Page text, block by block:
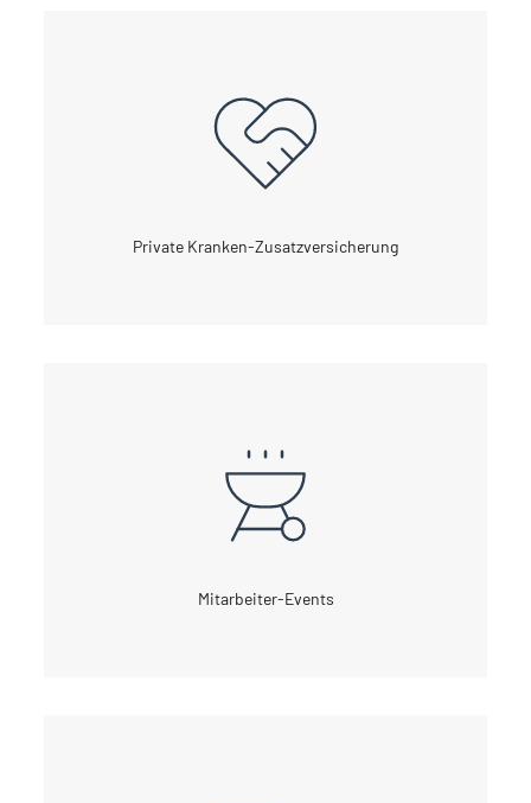
Private Kranken-Zusatzversicherung
Mitarbeiter-Events